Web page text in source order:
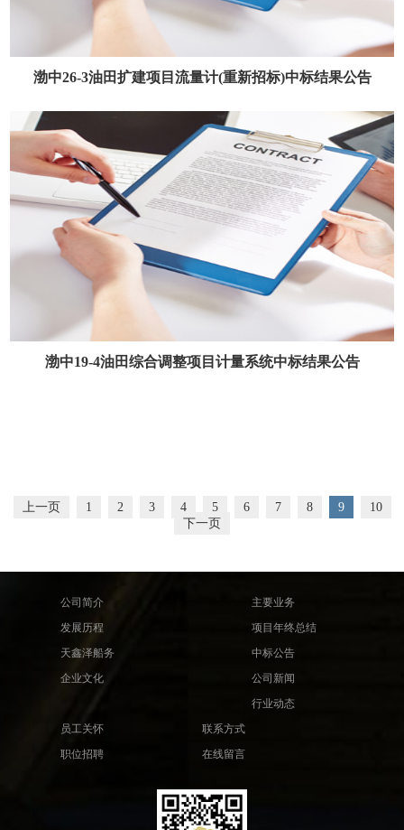
渤中26-3油田扩建项目流量计(重新招标)中标结果公告
渤中19-4油田综合调整项目计量系统中标结果公告
上一页 1 2 3 4 5 6 7 8 9
10
下一页
公司简介
发展历程
天鑫泽船务
企业文化
主要业务
项目年终总结
中标公告
公司新闻
行业动态
员工关怀
职位招聘
联系方式
在线留言